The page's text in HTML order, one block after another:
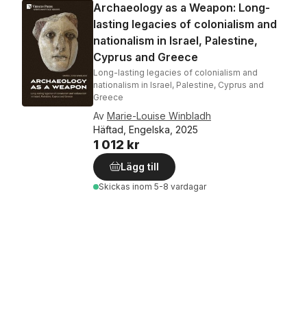
Archaeology as a Weapon: Long-
lasting legacies of colonialism and
nationalism in Israel, Palestine,
Cyprus and Greece
Long-lasting legacies of colonialism and
nationalism in Israel, Palestine, Cyprus and
Greece
Av Marie-Louise Winbladh
Häftad, Engelska, 2025
1 012 kr
Lägg till
Skickas inom 5-8 vardagar